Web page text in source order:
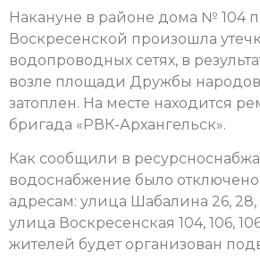
Накануне в районе дома № 104
Воскресенской произошла
водопроводных сетях, в
возле площади Дружбы народов
затоплен. На месте находится
бригада «РВК-Архангельск».
Как сообщили в
водоснабжение было
адресам: улица Шабалина 26, 28,
улица Воскресенская 104, 106, 106
жителей будет организован